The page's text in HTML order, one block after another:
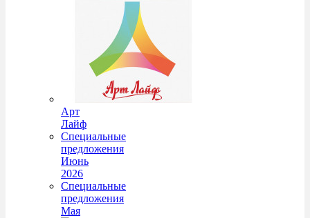
Арт
Лайф
Специальные
предложения
Июнь
2026
Специальные
предложения
Мая